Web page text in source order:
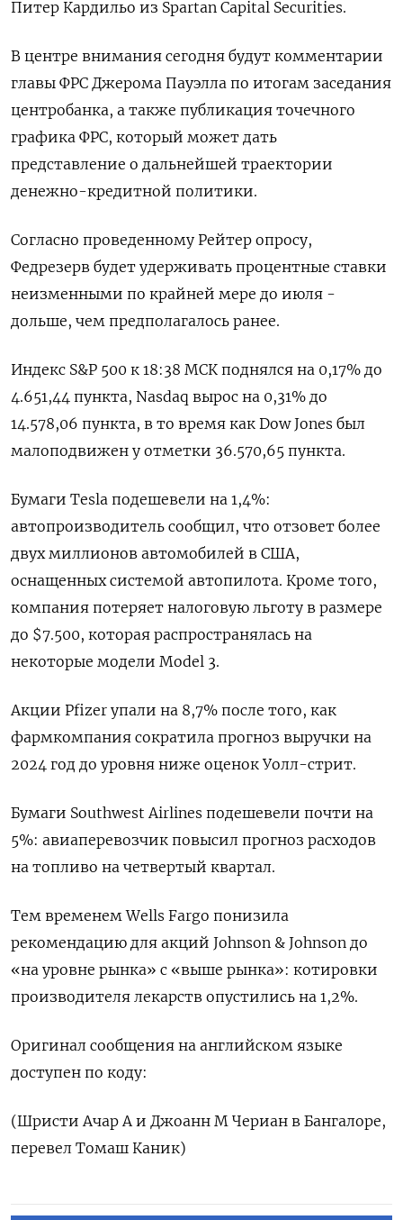
Питер Кардильо из Spartan Capital Securities.
В центре внимания сегодня будут комментарии
главы ФРС Джерома Пауэлла по итогам заседания
центробанка, а также публикация точечного
графика ФРС, который может дать
представление о дальнейшей траектории
денежно-кредитной политики.
Согласно проведенному Рейтер опросу,
Федрезерв будет удерживать процентные ставки
неизменными по крайней мере до июля -
дольше, чем предполагалось ранее.
Индекс S&P 500 к 18:38 МСК поднялся на 0,17% до
4.651,44​ пункта, Nasdaq вырос на 0,31% до
14.578,06 пункта, в то время как Dow Jones был
малоподвижен у отметки 36.570,65 пункта.
Бумаги Tesla подешевели на 1,4%:
автопроизводитель сообщил, что отзовет более
двух миллионов автомобилей в США,
оснащенных системой автопилота. Кроме того,
компания потеряет налоговую льготу в размере
до $7.500, которая распространялась на
некоторые модели Model 3.
Акции Pfizer упали на 8,7% после того, как
фармкомпания сократила прогноз выручки на
2024 год до уровня ниже оценок Уолл-стрит.
Бумаги Southwest Airlines подешевели почти на
5%: авиаперевозчик повысил прогноз расходов
на топливо на четвертый квартал.
Тем временем Wells Fargo понизила
рекомендацию для акций Johnson & Johnson до
«на уровне рынка» с «выше рынка»: котировки
производителя лекарств опустились на 1,2%.
Оригинал сообщения на английском языке
доступен по коду:
(Шристи Ачар А и Джоанн М Чериан в Бангалоре,
перевел Томаш Каник)